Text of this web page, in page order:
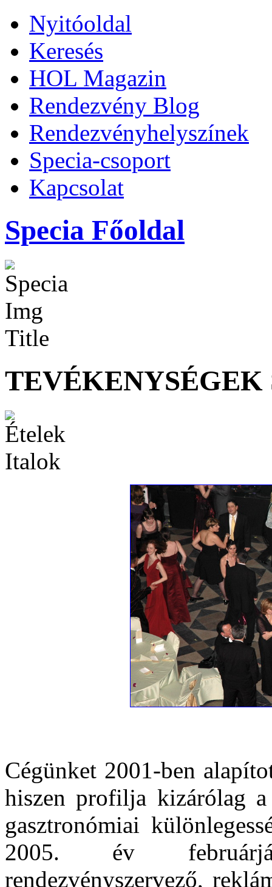
Nyitóoldal
Keresés
HOL Magazin
Rendezvény Blog
Rendezvényhelyszínek
Specia-csoport
Kapcsolat
Specia Főoldal
TEVÉKENYSÉGEK
Cégünket 2001-ben
hiszen profilja kizárólag
gasztronómiai
2005. év
rendezvényszervező,